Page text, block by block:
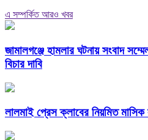
এ সম্পর্কিত আরও খবর
জামালগঞ্জে হামলার ঘটনায় সংবাদ
বিচার দাবি
লালমাই প্রেস ক্লাবের নিয়মিত মাসিক